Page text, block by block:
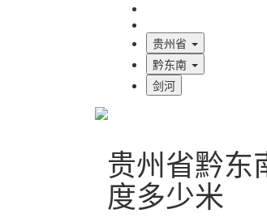
贵州省
黔东南
剑河
贵州省黔东
度多少米